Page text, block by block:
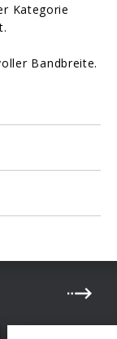
Kategorie
Bandbreite.